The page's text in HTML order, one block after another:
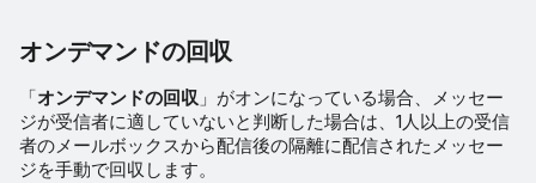
オンデマンドの回収
「オンデマンドの回収 」がオンになっている場合、メッセー
ジが受信者に適していないと判断した場合は、1人以上の受信
者のメールボックスから配信後の隔離に配信されたメッセー
ジを手動で回収します。